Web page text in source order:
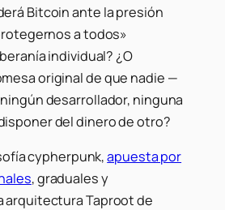
Bitcoin ante la presión
a todos»
individual? ¿O
original de que nadie —
desarrollador, ninguna
del dinero de otro?
cypherpunk,apuesta por
, graduales y
arquitectura Taproot de